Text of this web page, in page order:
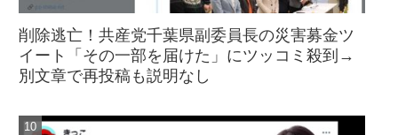
削除逃亡！共産党千葉県副委員長の災害募金ツ
イート「その一部を届けた」にツッコミ殺到→
別文章で再投稿も説明なし